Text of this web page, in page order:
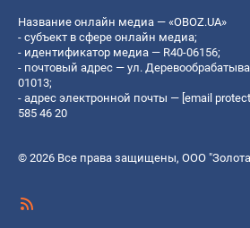
Название онлайн медиа — «OBOZ.UA»
- субъект в сфере онлайн медиа;
- идентификатор медиа — R40-06156;
- почтовый адрес — ул.
01013;
- адрес электронной почты — [email
585 46 20
© 2026 Все права защищены, ООО